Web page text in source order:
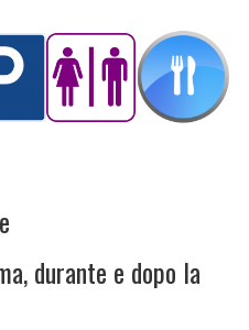
durante e dopo la